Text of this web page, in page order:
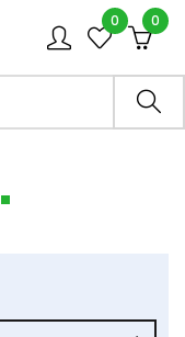
0 0